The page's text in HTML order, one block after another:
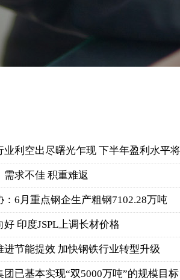
业利空出尽曙光乍现 下半年盈利水平
需求不佳 积重难返
：6月重点钢企生产粗钢7102.28万吨
好 印度JSPL上调长材价格
进节能提效 加快钢铁行业转型升级
团已基本实现“双5000万吨”的规模目标